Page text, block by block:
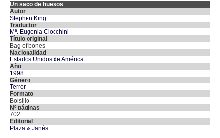
Un saco de huesos
Autor
Stephen King
Traductor
Mª. Eugenia Ciocchini
Título original
Bag of bones
Nacionalidad
Estados Unidos de América
Año
1998
Género
Terror
Formato
Bolsillo
Nº páginas
702
Editorial
Plaza & Janés